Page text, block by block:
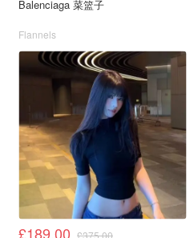
Balenciaga 菜篮子
Flannels
£189.00 £375.00